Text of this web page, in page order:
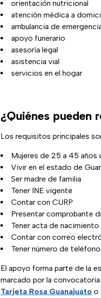
orientación nutricional
atención médica a
ambulancia de
apoyo funerario
asesoría legal
asistencia vial
servicios en el hogar
¿Quiénes pueden
Los requisitos principales
Mujeres de 25 a 45 años
Vivir en el estado de
Ser madre de familia
Tener INE vigente
Contar con CURP
Presentar comprobante
Tener acta de
Contar con correo
Tener número de
El apoyo forma parte de la
marcado por la
Tarjeta Rosa Guanajuato o